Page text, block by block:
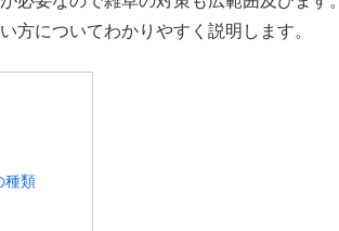
方についてわかりやすく説明します。
種類